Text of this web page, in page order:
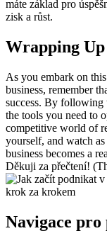
máte základ pro
zisk a růst.
Wrapping Up
As you embark on
business, remember
success. By following
the tools you need to
competitive world of
yourself, and watch
business becomes a
Děkuji za přečtení!
Navigace pro